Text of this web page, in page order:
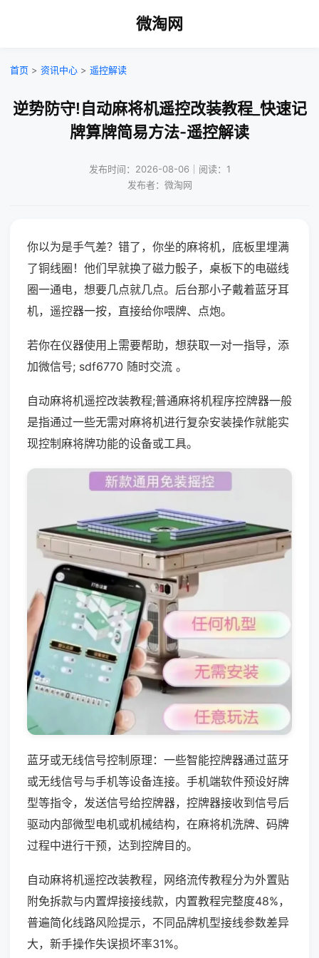
微淘网
首页 > 资讯中心 > 遥控解读
逆势防守!自动麻将机遥控改装教程_快速记
牌算牌简易方法-遥控解读
发布时间：2026-08-06｜阅读：1
发布者：微淘网
你以为是手气差？错了，你坐的麻将机，底板里埋满
了铜线圈！他们早就换了磁力骰子，桌板下的电磁线
圈一通电，想要几点就几点。后台那小子戴着蓝牙耳
机，遥控器一按，直接给你喂牌、点炮。
若你在仪器使用上需要帮助，想获取一对一指导，添
加微信号; sdf6770 随时交流 。
自动麻将机遥控改装教程;普通麻将机程序控牌器一般
是指通过一些无需对麻将机进行复杂安装操作就能实
现控制麻将牌功能的设备或工具。
蓝牙或无线信号控制原理：一些智能控牌器通过蓝牙
或无线信号与手机等设备连接。手机端软件预设好牌
型等指令，发送信号给控牌器，控牌器接收到信号后
驱动内部微型电机或机械结构，在麻将机洗牌、码牌
过程中进行干预，达到控牌目的。
自动麻将机遥控改装教程，网络流传教程分为外置贴
附免拆款与内置焊接接线款，内置教程完整度48%，
普遍简化线路风险提示，不同品牌机型接线参数差异
大，新手操作失误损坏率31%。